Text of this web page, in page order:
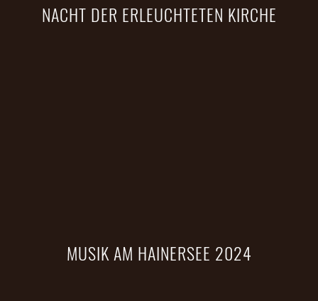
NACHT DER ERLEUCHTETEN KIRCHE
MUSIK AM HAINERSEE 2024